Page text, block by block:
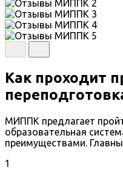
Как проходит
МИППК предлагает
образовательная
преимуществами.
1